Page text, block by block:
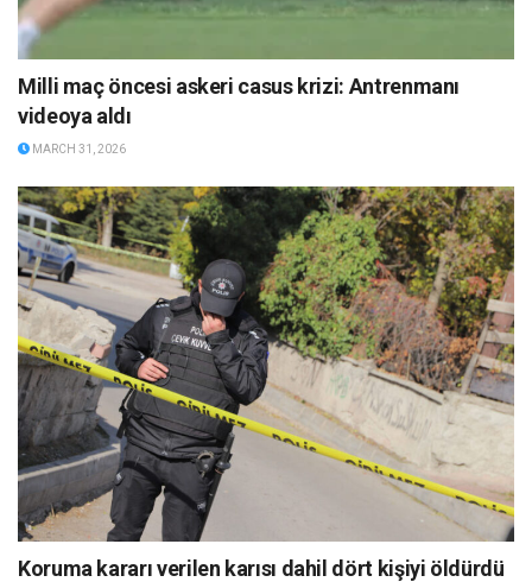
Milli maç öncesi askeri casus krizi: Antrenmanı
videoya aldı
MARCH 31, 2026
Koruma kararı verilen karısı dahil dört kişiyi öldürdü